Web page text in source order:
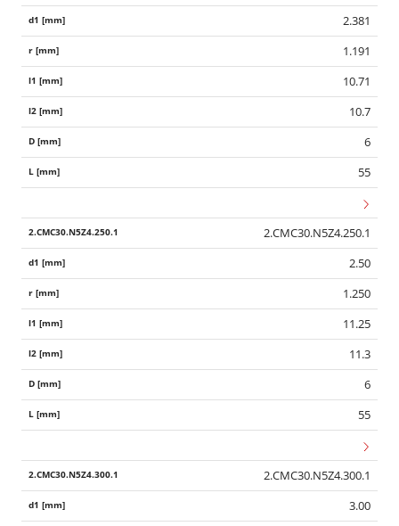
2.381
1.191
10.71
10.7
6
55
2.CMC30.N5Z4.250.1
2.50
1.250
11.25
11.3
6
55
2.CMC30.N5Z4.300.1
3.00